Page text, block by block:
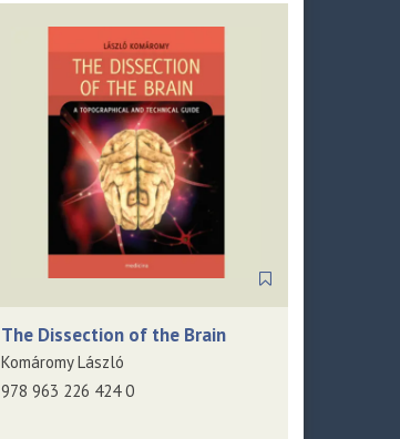
The Dissection of the Brain
Komáromy László
978 963 226 424 0